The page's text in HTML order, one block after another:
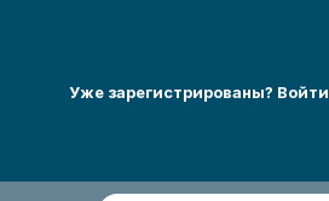
Уже зарегистрированы? Войти